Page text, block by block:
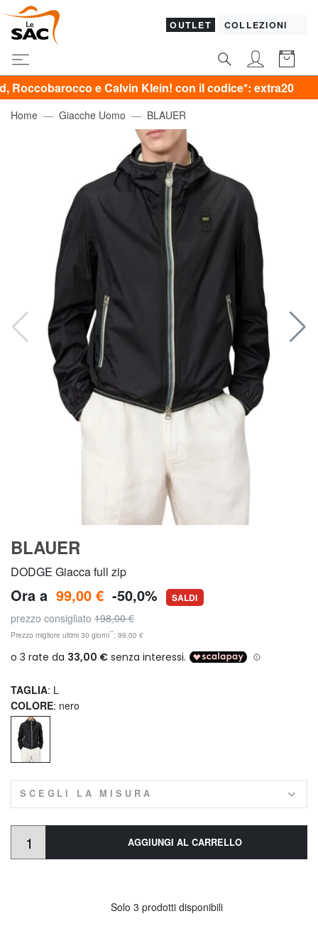
OUTLET COLLEZIONI
e Calvin Klein! con il codice*: extra20
Home Giacche Uomo BLAUER
BLAUER
DODGE Giacca full zip
Ora a 99,00 € -50,0% SALDI
prezzo consigliato 198,00 €
Prezzo migliore ultimi 30 giorni**: 99,00 €
TAGLIA: L
COLORE: nero
SCEGLI LA MISURA
AGGIUNGI AL CARRELLO
Solo 3 prodotti disponibili